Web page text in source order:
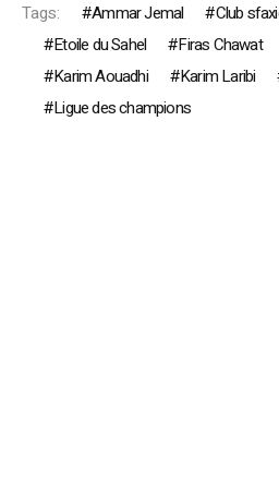
Tags: Ammar Jemal Club
Etoile du Sahel
Firas Chawat
Karim Aouadhi
Karim Laribi
Ligue des champions